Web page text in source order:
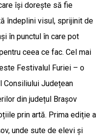
își dorește să fie
îndeplini visul, sprijinit de
în punctul în care pot
ceea ce fac. Cel mai
Festivalul Furiei – o
Consiliului Județean
din județul Brașov
prin artă. Prima ediție a
unde sute de elevi și